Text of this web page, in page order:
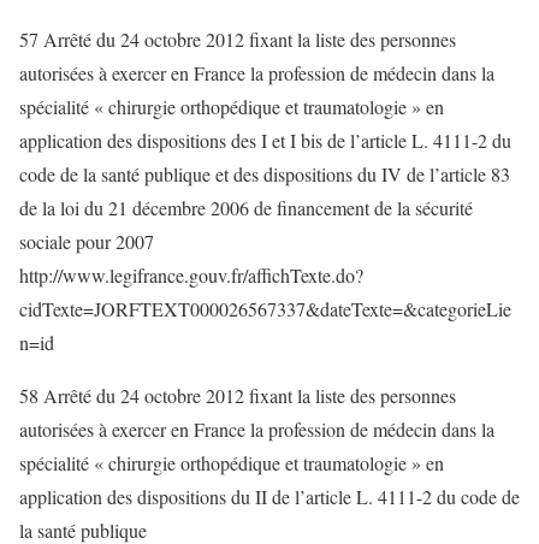
57 Arrêté du 24 octobre 2012 fixant la liste des personnes
autorisées à exercer en France la profession de médecin dans la
spécialité « chirurgie orthopédique et traumatologie » en
application des dispositions des I et I bis de l’article L. 4111-2 du
code de la santé publique et des dispositions du IV de l’article 83
de la loi du 21 décembre 2006 de financement de la sécurité
sociale pour 2007
http://www.legifrance.gouv.fr/affichTexte.do?
cidTexte=JORFTEXT000026567337&dateTexte=&categorieLie
n=id
58 Arrêté du 24 octobre 2012 fixant la liste des personnes
autorisées à exercer en France la profession de médecin dans la
spécialité « chirurgie orthopédique et traumatologie » en
application des dispositions du II de l’article L. 4111-2 du code de
la santé publique